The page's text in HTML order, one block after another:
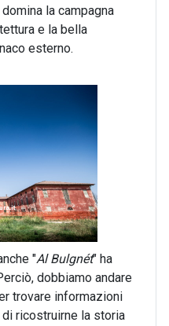
la campagna
e la bella
esterno.
"Al Bulgnét" ha
dobbiamo andare
trovare informazioni
ricostruirne la storia